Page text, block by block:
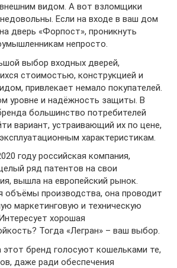
видом. А вот взломщики
Если на входе в ваш дом
дверь «Форпост», проникнуть
непросто.
выбор входных дверей,
стоимостью, конструкцией и
привлекает немало покупателей.
уровне и надёжность защиты. В
большинство потребителей
вариант, устраивающий их по цене,
характеристикам.
году российская компания,
ряд патентов на свои
вышла на европейский рынок.
объёмы производства, она проводит
маркетинговую и техническую
хорошая
Тогда «Легран» – ваш выбор.
этот бренд голосуют кошельками те,
даже ради обеспечения